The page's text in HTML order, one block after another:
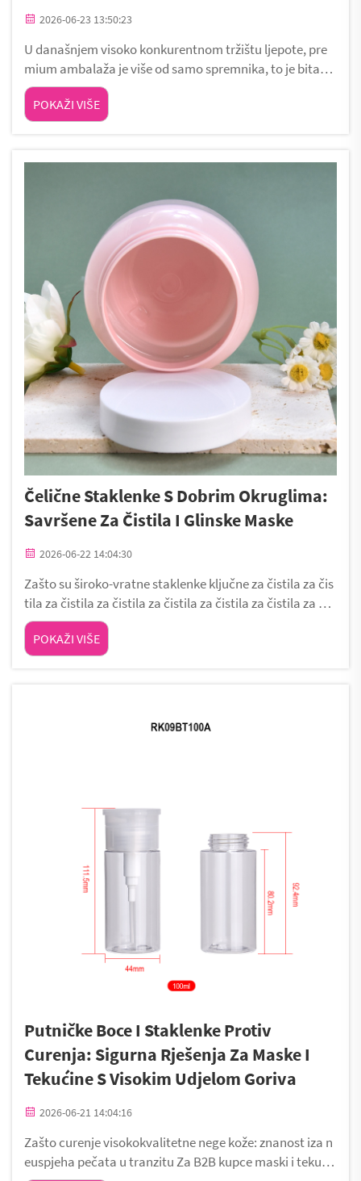
2026-06-23 13:50:23
U današnjem visoko konkurentnom tržištu ljepote, pre
mium ambalaža je više od samo spremnika, to je bitan d
io identiteta brenda. U tvornici Runk, w...
POKAŽI VIŠE
Čelične Staklenke S Dobrim Okruglima:
Savršene Za Čistila I Glinske Maske
2026-06-22 14:04:30
Zašto su široko-vratne staklenke ključne za čistila za čis
tila za čistila za čistila za čistila za čistila za čistila za čis
tila zahtijevaju pakovanje koje uravnotežuje pristupačn
ost i zaštitu formule. Široko vratne staklenke rješavaju g
lavne korisničke probleme: otpad, loša sposobnost skup
POKAŽI VIŠE
Putničke Boce I Staklenke Protiv
Curenja: Sigurna Rješenja Za Maske I
Tekućine S Visokim Udjelom Goriva
2026-06-21 14:04:16
Zašto curenje visokokvalitetne nege kože: znanost iza n
euspjeha pečata u tranzitu Za B2B kupce maski i tekući